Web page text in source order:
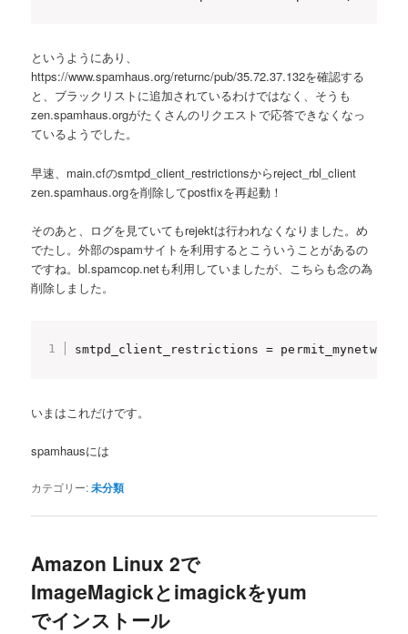
というようにあり、
https://www.spamhaus.org/returnc/pub/35.72.37.132を確認する
と、ブラックリストに追加されているわけではなく、そうも
zen.spamhaus.orgがたくさんのリクエストで応答できなくなっ
ているようでした。
早速、main.cfのsmtpd_client_restrictionsからreject_rbl_client
zen.spamhaus.orgを削除してpostfixを再起動！
そのあと、ログを見ていてもrejektは行われなくなりました。め
でたし。外部のspamサイトを利用するとこういうことがあるの
ですね。bl.spamcop.netも利用していましたが、こちらも念の為
削除しました。
smtpd_client_restrictions =
いまはこれだけです。
spamhausには
カテゴリー:未分類
Amazon Linux 2で
ImageMagickとimagickをyum
でインストール